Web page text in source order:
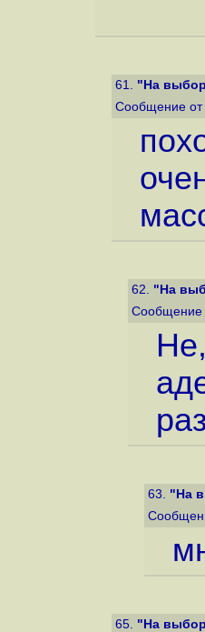
61. "На
Сообщение от
62. "На
Сообщение
63. "На
65. "На